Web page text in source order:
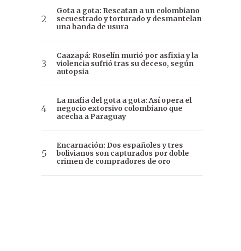
Gota a gota: Rescatan a un colombiano
secuestrado y torturado y desmantelan
una banda de usura
Caazapá: Roselín murió por asfixia y la
violencia sufrió tras su deceso, según
autopsia
La mafia del gota a gota: Así opera el
negocio extorsivo colombiano que
acecha a Paraguay
Encarnación: Dos españoles y tres
bolivianos son capturados por doble
crimen de compradores de oro